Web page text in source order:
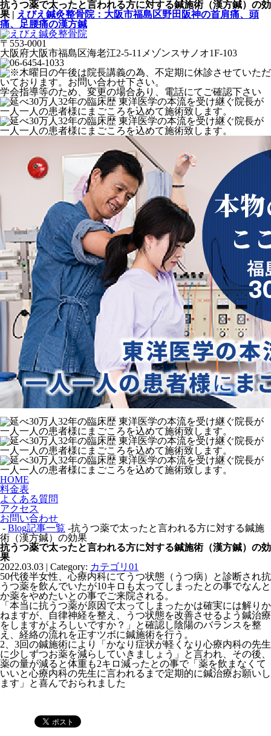
抗うつ薬で太ったと言われる方に対する鍼施術（漢方鍼）の効
果 | えびえ鍼灸整骨院：大阪市福島区野田阪神の首肩痛、頭
痛、足腰痛の漢方鍼
〒553-0001
大阪府大阪市福島区海老江2-5-11メゾンスサノオ1F-103
学会指導等のため、変更の場合あり、電話にてご確認下さい
HOME
料金表
よくある質問
アクセス
お問い合わせ
- Blog記事一覧 -抗うつ薬で太ったと言われる方に対する鍼施
術（漢方鍼）の効果
抗うつ薬で太ったと言われる方に対する鍼施術（漢方鍼）の効
果
2022.03.03 | Category: カテゴリ01
50代後半女性、心療内科にてうつ状態（うつ病）と診断され抗
うつ薬を飲んでいたが10キロも太ってしまったとの事でなんと
か薬をやめたいとの事でご来院される。
「本当に抗うつ薬が原因で太ってしまったかは確実には解りか
ねますが、自律神経を整え、うつ状態を改善させるよう鍼治療
をしますがよろしいですか？」と確認し陰陽のバランスを整
え、経絡の流れを正すツボに鍼施術を行う。
2、3回の鍼施術により「かなり症状が軽くなり心療内科の先生
に少しずつお薬を減らしていきましょう」と言われ、その後、
薬の量が減ると体重も2キロ減ったとの事で「薬を飲まなくて
いいと心療内科の先生に言われるまで定期的に鍼治療お願いし
ます」と喜んでおられました